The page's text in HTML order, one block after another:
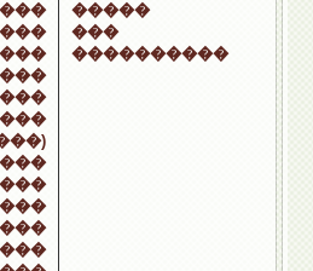
�����
���
����������